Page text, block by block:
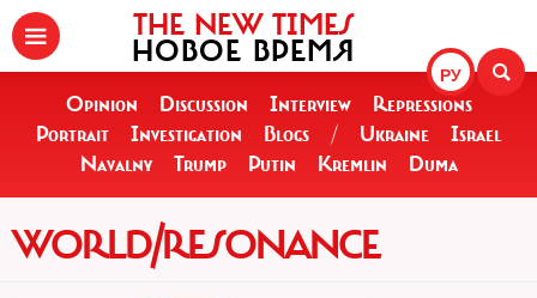
РУ
THE NEW TIMES
НОВОЕ ВРЕМЯ
Opinion Discussion Interview
Repressions
Portrait
Investigation Blogs / Ukraine
Israel
Navalny
Trump Putin Kremlin Duma
WORLD/RESONANCE